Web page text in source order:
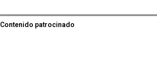
Contenido patrocinado